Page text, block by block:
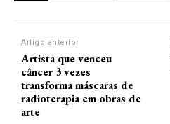
Artigo anterior
Artista que venceu
câncer 3 vezes
transforma máscaras de
radioterapia em obras de
arte